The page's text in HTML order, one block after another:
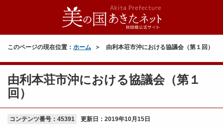
このページの現在位置： ホーム 由利本荘市沖における協議会（第１回）
由利本荘市沖における協議会（第１
回）
コンテンツ番号：45391 更新日： 2019年10月15日